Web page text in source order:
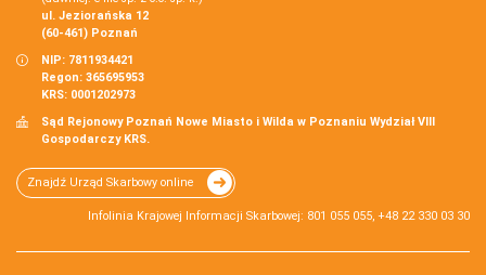
ul. Jeziorańska 12
(60-461) Poznań
NIP: 7811934421
Regon: 365695953
KRS: 0001202973
Sąd Rejonowy Poznań Nowe Miasto i Wilda w Poznaniu Wydział VIII
Gospodarczy KRS.
Znajdź Urząd Skarbowy online
Infolinia Krajowej Informacji Skarbowej: 801 055 055, +48 22 330 03 30